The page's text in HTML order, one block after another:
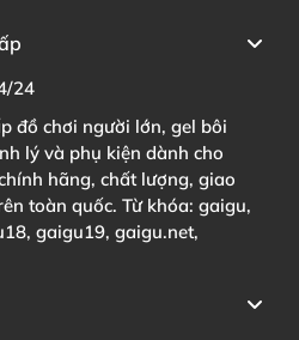
24
đồ chơi người lớn, gel bôi
lý và phụ kiện dành cho
hãng, chất lượng, giao
toàn quốc. Từ khóa: gaigu,
gaigu19, gaigu.net,